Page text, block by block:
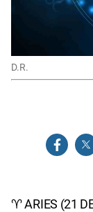
D.R.
​​♈ ARIES (21